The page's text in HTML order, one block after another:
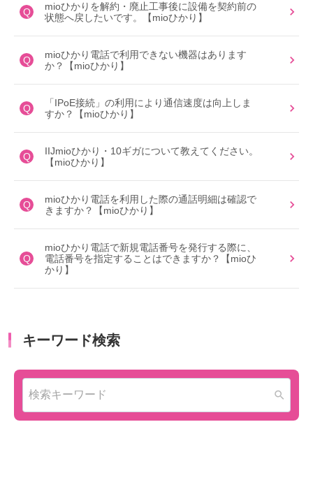
Q
mioひかりを解約・廃止工事後に設備を契約前の
状態へ戻したいです。【mioひかり】
Q
mioひかり電話で利用できない機器はあります
か？【mioひかり】
Q
「IPoE接続」の利用により通信速度は向上しま
すか？【mioひかり】
Q
IIJmioひかり・10ギガについて教えてください。
【mioひかり】
Q
mioひかり電話を利用した際の通話明細は確認で
きますか？【mioひかり】
Q
mioひかり電話で新規電話番号を発行する際に、
電話番号を指定することはできますか？【mioひ
かり】